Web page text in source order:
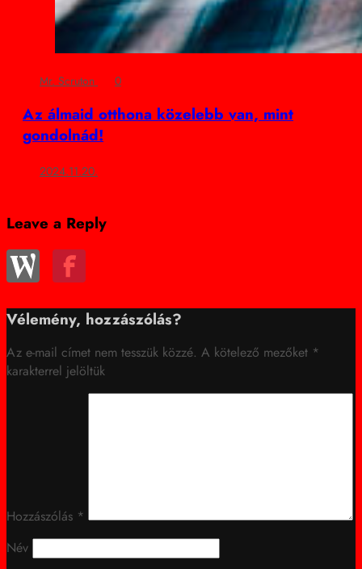
Mr. Scruton 0
Az álmaid otthona közelebb van, mint
gondolnád!
2024.11.20.
Leave a Reply
Vélemény, hozzászólás?
Az e-mail címet nem tesszük közzé. A kötelező mezőket *
karakterrel jelöltük
Hozzászólás *
Név